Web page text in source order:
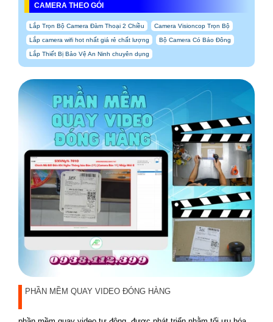
CAMERA THEO GÓI
Lắp Trọn Bộ Camera Đàm Thoại 2 Chiều Camera Visioncop Trọn Bộ
Lắp camera wifi hot nhất giá rẻ chất lượng Bộ Camera Có Báo Đông
Lắp Thiết Bị Bảo Vệ An Ninh chuyên dụng
PHẦN MỀM QUAY VIDEO ĐÓNG HÀNG